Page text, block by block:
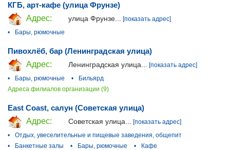
КГБ, арт-кафе (улица Фрунзе)
Адрес:
улица Фрунзе... [показать адрес]
•
Бары, рюмочные
Пивохлёб, бар (Ленинградская улица)
Адрес:
Ленинградская улица...
[показать адрес]
•
Бары, рюмочные •
Бильярд
Адреса филиалов организации (9)
East Coast, салун (Советская улица)
Адрес:
Советская улица...
[показать адрес]
•
Отдых, увеселительные и пищевые заведения, общепит
•
Банкетные залы • Бары, рюмочные • Кафе